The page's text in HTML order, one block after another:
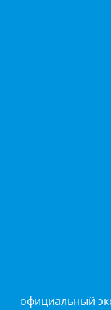
официальный